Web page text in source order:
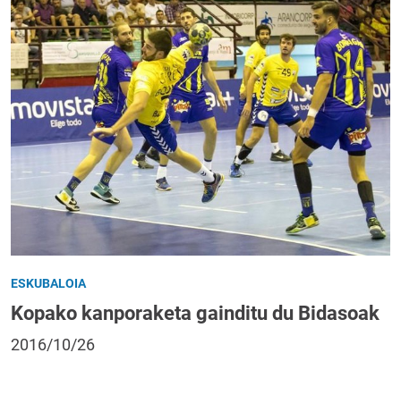
ESKUBALOIA
Kopako kanporaketa gainditu du Bidasoak
2016/10/26